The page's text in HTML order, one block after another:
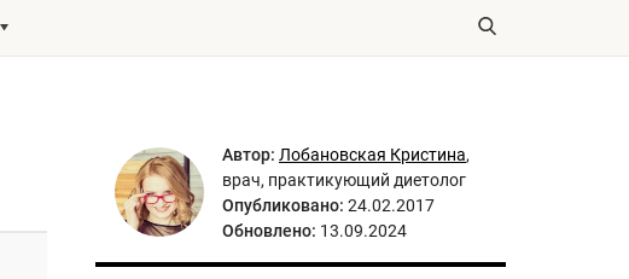
Автор: Лобановская Кристина,
врач, практикующий диетолог
Опубликовано: 24.02.2017
Обновлено: 13.09.2024